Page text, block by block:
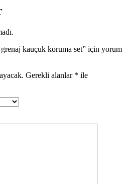
kauçuk koruma set” için yorum
Gerekli alanlar * ile